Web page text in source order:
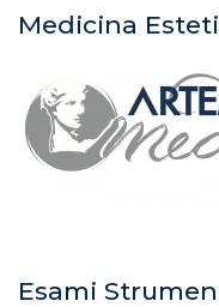
Medicina
Esami